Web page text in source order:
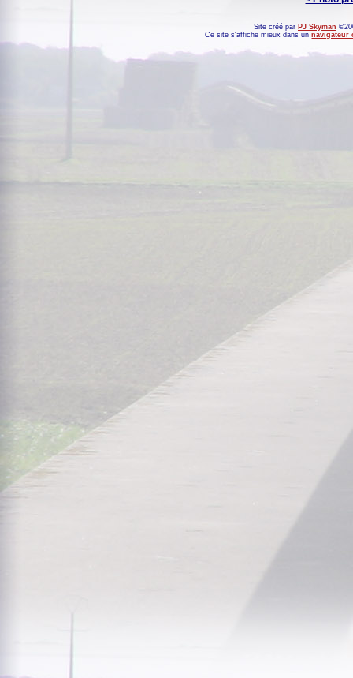
Site créé par PJ Skyman
Ce site s'affiche mieux dans unnavigateur